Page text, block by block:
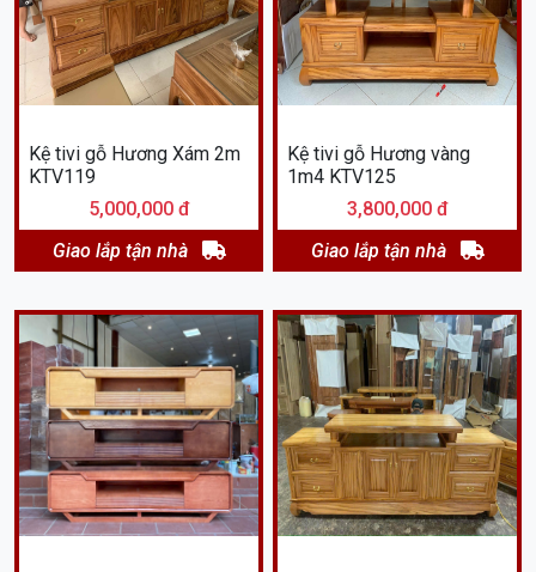
Kệ tivi gỗ Hương Xám 2m
KTV119
5,000,000 đ
Giao lắp tận nhà
Kệ tivi gỗ Hương vàng
1m4 KTV125
3,800,000 đ
Giao lắp tận nhà